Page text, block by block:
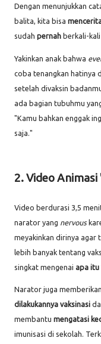
Dengan menunjukkan
balita, kita bisa
sudah pernah berkali-kali
Yakinkan anak bahwa
coba tenangkan hatinya
setelah divaksin
ada bagian tubuhmu
"Kamu bahkan enggak
saja."
2. Video Animasi
Video berdurasi 3,5
narator yang nervous
meyakinkan dirinya agar
lebih banyak tentang
singkat mengenai apa itu
Narator juga
dilakukannya vaksinasi
membantu mengatasi
imunisasi di sekolah.